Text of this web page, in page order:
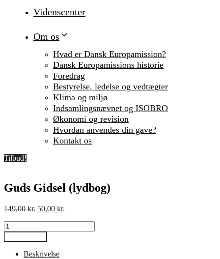
Videnscenter
Om os
Hvad er Dansk Europamission?
Dansk Europamissions historie
Foredrag
Bestyrelse, ledelse og vedtægter
Klima og miljø
Indsamlingsnævnet og ISOBRO
Økonomi og revision
Hvordan anvendes din gave?
Kontakt os
Tilbud!
Guds Gidsel (lydbog)
149,00kr. Den
var:
149,00 kr..
50,00 kr.
Guds
Gidsel
(lydbog)
antal
Beskrivelse